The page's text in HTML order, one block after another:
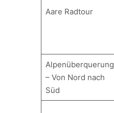
Aare Radtour
Alpenüberquerung
– Von Nord nach
Süd